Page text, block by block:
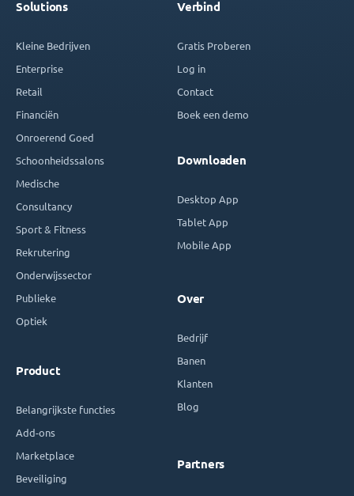
Solutions
Kleine Bedrijven
Enterprise
Retail
Financiën
Onroerend Goed
Schoonheidssalons
Medische
Consultancy
Sport & Fitness
Rekrutering
Onderwijssector
Publieke
Optiek
Product
Belangrijkste functies
Add-ons
Marketplace
Beveiliging
Verbind
Gratis Proberen
Log in
Contact
Boek een demo
Downloaden
Desktop App
Tablet App
Mobile App
Over
Bedrijf
Banen
Klanten
Blog
Partners